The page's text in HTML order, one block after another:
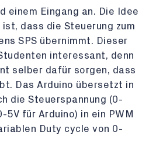
einem Eingang an. Die Idee
dass die Steuerung zum
SPS übernimmt. Dieser
interessant, denn
selber dafür sorgen, dass
Das Arduino übersetzt in
die Steuerspannung (0-
5V für Arduino) in ein PWM
Duty cycle von 0-